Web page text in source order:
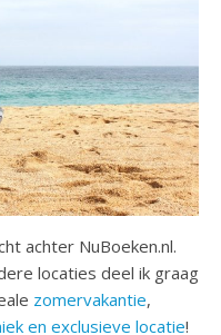
achter NuBoeken.nl.
locaties deel ik graag
zomervakantie,
en exclusieve locatie!